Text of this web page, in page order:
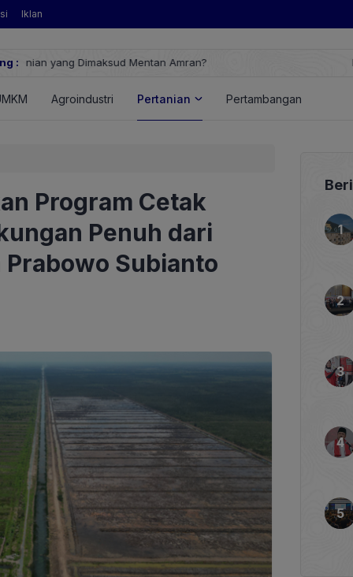
Iklan
:
Huawei Digital Power Dorong Indonesia Menuju Revolusi Energi
Agroindustri Pertanian Pertambangan
Program Cetak
Penuh dari
Subianto